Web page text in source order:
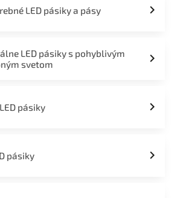
LED pásiky a pásy
LED pásiky s pohyblivým
svetom
pásiky
pásiky